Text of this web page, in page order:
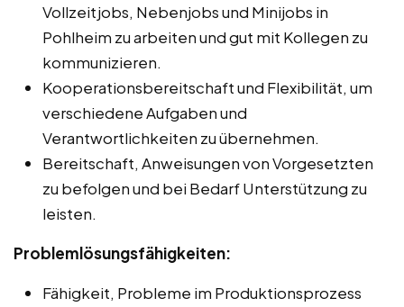
Vollzeitjobs, Nebenjobs und Minijobs in
Pohlheim zu arbeiten und gut mit Kollegen zu
kommunizieren.
Kooperationsbereitschaft und Flexibilität, um
verschiedene Aufgaben und
Verantwortlichkeiten zu übernehmen.
Bereitschaft, Anweisungen von Vorgesetzten
zu befolgen und bei Bedarf Unterstützung zu
leisten.
Problemlösungsfähigkeiten:
Fähigkeit, Probleme im Produktionsprozess